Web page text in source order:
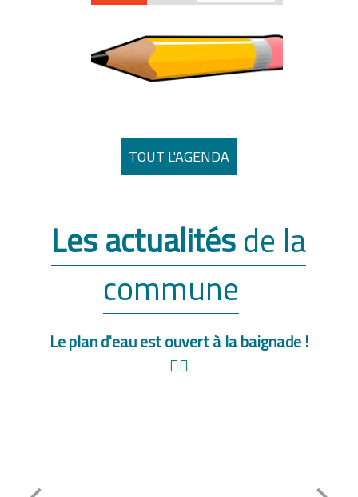
TOUT L'AGENDA
Les actualitésde la
commune
Le plan d'eau est ouvert à la baignade !
🏄‍♀️